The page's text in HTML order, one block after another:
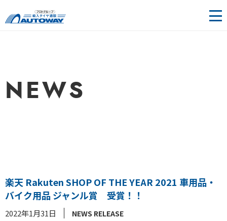
ホイー
ル通販 |
ートウ
ェイ）
NEWS
楽天 Rakuten SHOP OF THE YEAR 2021 車用品・
バイク用品 ジャンル賞 受賞！！
2022年1月31日 NEWS RELEASE